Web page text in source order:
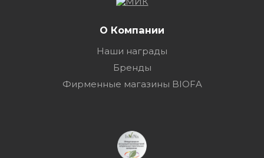
О Компании
Наши награды
Бренды
Фирменные магазины BIOFA